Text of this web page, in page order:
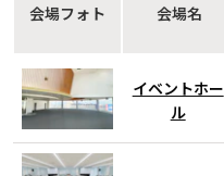
会場フォト 会場名
イベントホー
ル